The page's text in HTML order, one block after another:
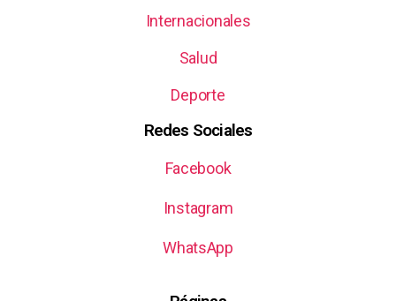
Internacionales
Salud
Deporte
Redes Sociales
Facebook
Instagram
WhatsApp